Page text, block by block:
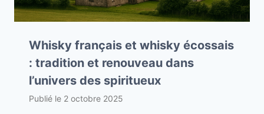
Whisky français et whisky écossais
: tradition et renouveau dans
l’univers des spiritueux
Publié le 2 octobre 2025